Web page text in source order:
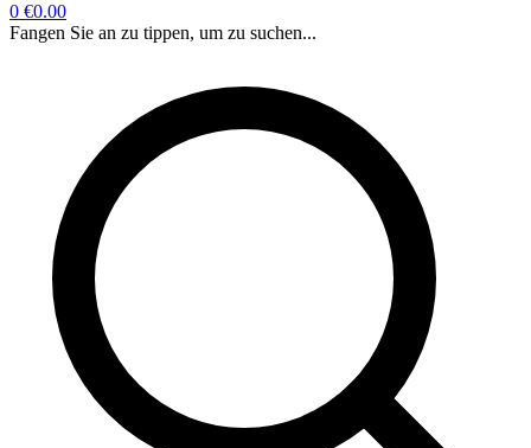
0 €0.00
Fangen Sie an zu tippen, um zu suchen...